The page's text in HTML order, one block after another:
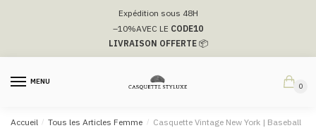
navigation
Expédition sous 48H
–10%AVEC LE CODE10
LIVRAISON OFFERTE📦
MENU
0
Accueil / Tous les Articles Femme / Casquette Vintage New York | Baseball